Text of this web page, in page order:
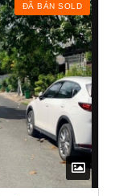
ĐÃ BÁN SOLD